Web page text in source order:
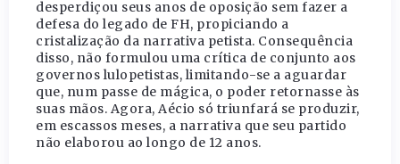
desperdiçou seus anos de oposição sem fazer a
defesa do legado de FH, propiciando a
cristalização da narrativa petista. Consequência
disso, não formulou uma crítica de conjunto aos
governos lulopetistas, limitando-se a aguardar
que, num passe de mágica, o poder retornasse às
suas mãos. Agora, Aécio só triunfará se produzir,
em escassos meses, a narrativa que seu partido
não elaborou ao longo de 12 anos.